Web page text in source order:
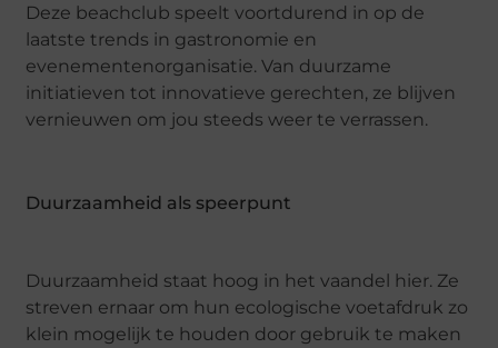
Deze beachclub speelt voortdurend in op de
laatste trends in gastronomie en
evenementenorganisatie. Van duurzame
initiatieven tot innovatieve gerechten, ze blijven
vernieuwen om jou steeds weer te verrassen.
Duurzaamheid als speerpunt
Duurzaamheid staat hoog in het vaandel hier. Ze
streven ernaar om hun ecologische voetafdruk zo
klein mogelijk te houden door gebruik te maken